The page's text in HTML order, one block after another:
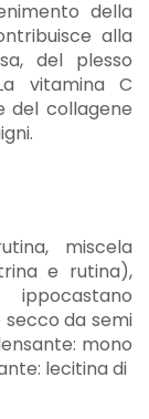
della
alla
del plesso
vitamina C
del collagene
miscela
e rutina),
da semi
mono
lecitina di